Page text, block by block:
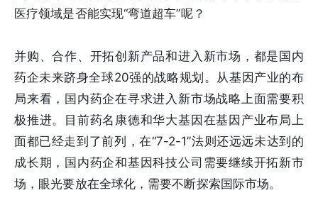
医疗领域是否能实现“弯道超车”呢？
并购、合作、开拓创新产品和进入新市场，都是国内
药企未来跻身全球20强的战略规划。从基因产业的布
局来看，国内药企在寻求进入新市场战略上面需要积
极推进。目前药名康德和华大基因在基因产业布局上
面都已经走到了前列，在“7-2-1”法则还远远未达到的
成长期，国内药企和基因科技公司需要继续开拓新市
场，眼光要放在全球化，需要不断探索国际市场。